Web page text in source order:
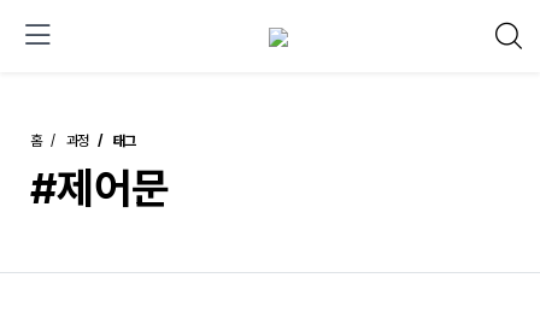
홈 과정 태그
#제어문